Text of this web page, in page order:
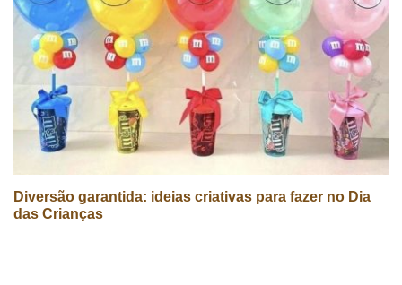
Diversão garantida: ideias criativas para fazer no Dia
das Crianças